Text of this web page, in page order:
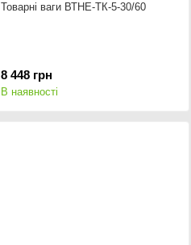
Товарні ваги ВТНЕ-ТК-5-30/60
8 448 грн
В наявності